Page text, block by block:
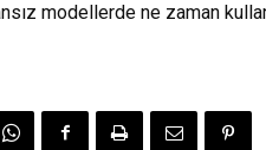
modellerde ne zaman